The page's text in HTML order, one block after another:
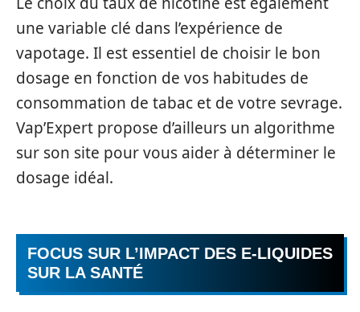
une variable clé dans l’expérience de
vapotage. Il est essentiel de choisir le bon
dosage en fonction de vos habitudes de
consommation de tabac et de votre sevrage.
Vap’Expert propose d’ailleurs un algorithme
sur son site pour vous aider à déterminer le
dosage idéal.
FOCUS SUR L’IMPACT DES E-LIQUIDES
SUR LA SANTÉ